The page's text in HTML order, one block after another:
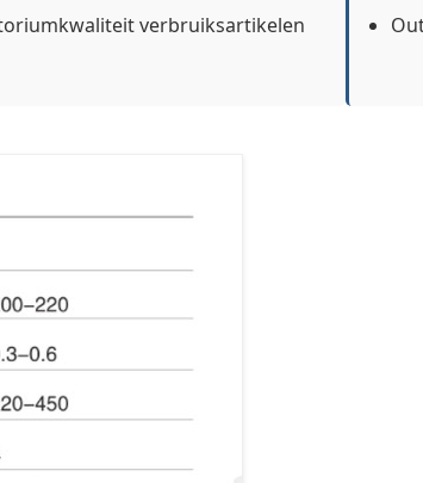
verbruiksartikelen